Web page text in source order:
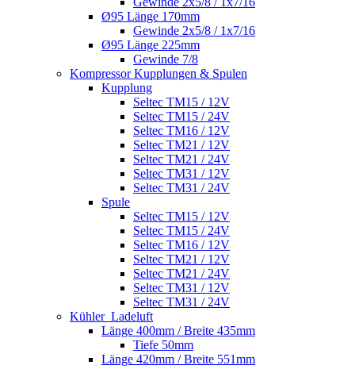
Ø95 Länge 170mm
Gewinde 2x5/8 / 1x7/16
Ø95 Länge 225mm
Gewinde 7/8
Kompressor Kupplungen & Spulen
Kupplung
Seltec TM15 / 12V
Seltec TM15 / 24V
Seltec TM16 / 12V
Seltec TM21 / 12V
Seltec TM21 / 24V
Seltec TM31 / 12V
Seltec TM31 / 24V
Spule
Seltec TM15 / 12V
Seltec TM15 / 24V
Seltec TM16 / 12V
Seltec TM21 / 12V
Seltec TM21 / 24V
Seltec TM31 / 12V
Seltec TM31 / 24V
Kühler_Ladeluft
Länge 400mm / Breite 435mm
Tiefe 50mm
Länge 420mm / Breite 551mm